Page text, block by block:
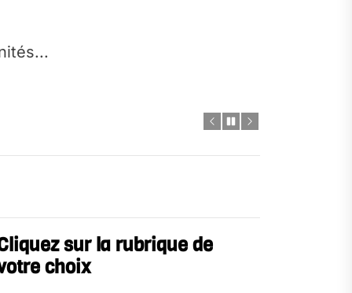
sur la rubrique de
choix